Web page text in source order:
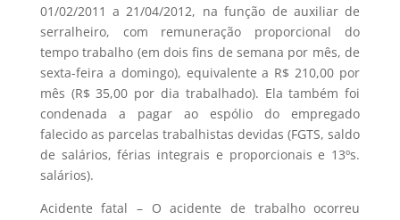
01/02/2011 a 21/04/2012, na função de auxiliar de
serralheiro, com remuneração proporcional do
tempo trabalho (em dois fins de semana por mês, de
sexta-feira a domingo), equivalente a R$ 210,00 por
mês (R$ 35,00 por dia trabalhado). Ela também foi
condenada a pagar ao espólio do empregado
falecido as parcelas trabalhistas devidas (FGTS, saldo
de salários, férias integrais e proporcionais e 13ºs.
salários).
Acidente fatal – O acidente de trabalho ocorreu